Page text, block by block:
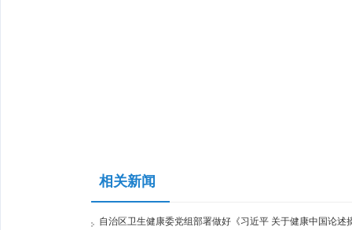
相关新闻
自治区卫生健康委党组部署做好《习近平 关于健康中国论述